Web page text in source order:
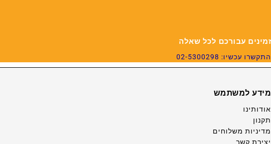
זמינים עבורכם לכל שאלה
התקשרו עכשיו: 02-5300298
מידע למשתמש
אודותינו
תקנון
מדיניות משלוחים
יצירת קשר